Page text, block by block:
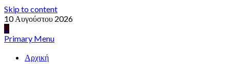
Skip to content
10 Αυγούστου 2026
Primary Menu
Αρχική